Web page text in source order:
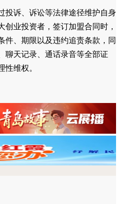
投诉、诉讼等法律途径维护自身
创业投资者，签订加盟合同时，
件、期限以及违约追责条款，同
聊天记录、通话录音等全部证
性维权。